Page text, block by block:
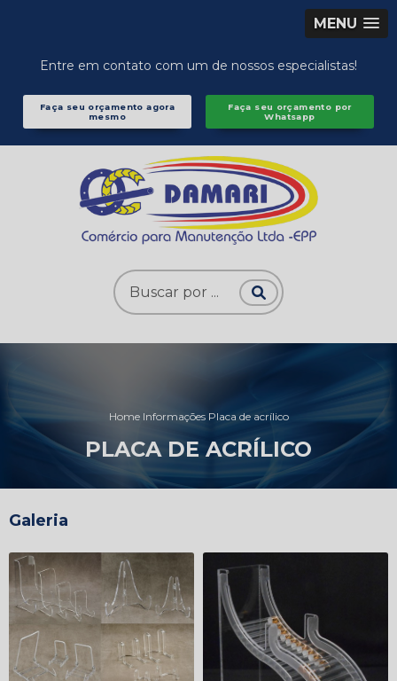
MENU
Entre em contato com um de nossos especialistas!
Faça seu orçamento agora
mesmo
Faça seu orçamento por
Whatsapp
Home Informações Placa de acrílico
PLACA DE ACRÍLICO
Galeria